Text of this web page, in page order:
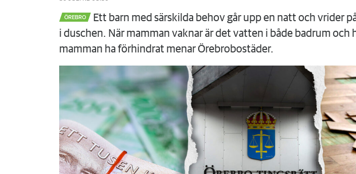
ÖREBRO
Ett barn med särskilda behov går upp en natt och vrider
i duschen. När mamman vaknar är det vatten i både badrum och
mamman ha förhindrat menar Örebrobostäder.